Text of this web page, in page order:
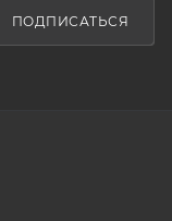
ПОДПИСАТЬСЯ